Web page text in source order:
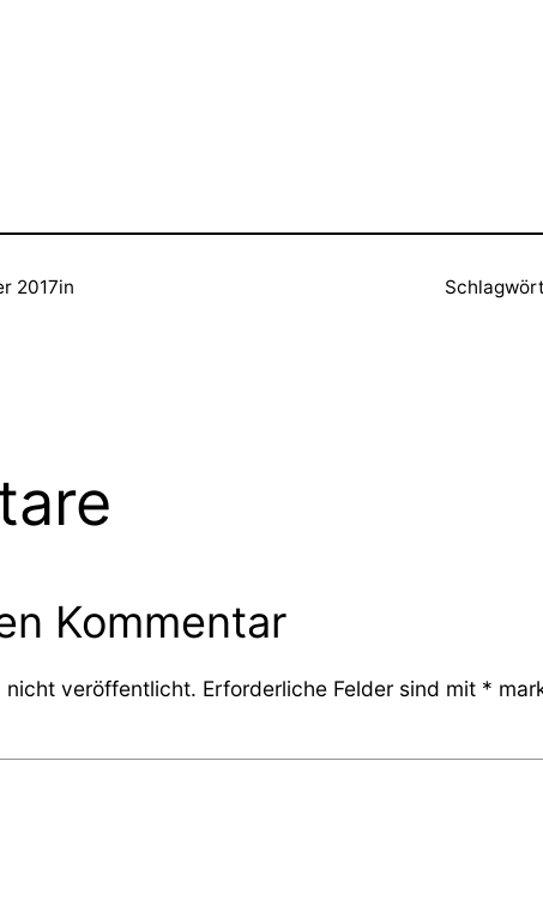
2017in
Kommentar
nicht veröffentlicht. Erforderliche Felder sind mit *